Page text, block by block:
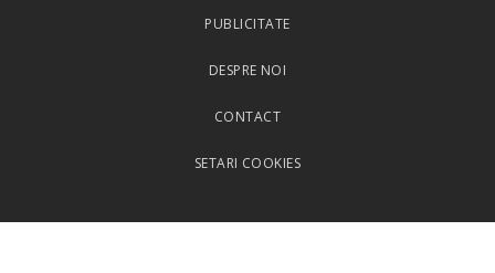
PUBLICITATE
DESPRE NOI
CONTACT
SETARI COOKIES